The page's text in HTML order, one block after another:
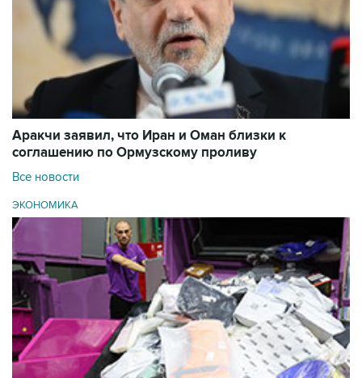
Аракчи заявил, что Иран и Оман близки к
соглашению по Ормузскому проливу
Все новости
ЭКОНОМИКА